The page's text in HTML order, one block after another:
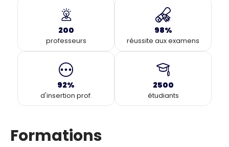
200
professeurs
98%
réussite aux examens
92%
d'insertion prof.
2500
étudiants
Formations